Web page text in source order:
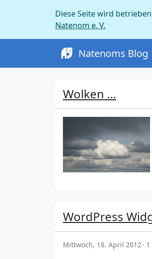
Diese Seite wird
Natenom e. V.
Natenoms Blog
Wolken …
WordPress
Mittwoch, 18. April 2012